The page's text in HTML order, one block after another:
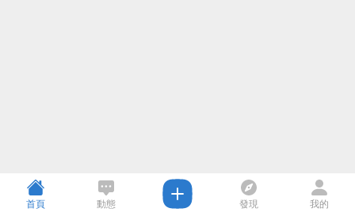
首頁 動態 發現 我的